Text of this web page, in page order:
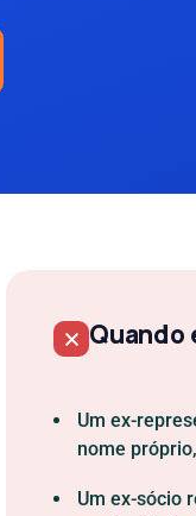
Quando
Um ex-
nome
Um ex-sócio